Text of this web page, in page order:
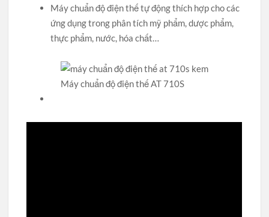
Máy chuẩn độ điện thế tự động thích hợp cho các
ứng dụng trong phân tích mỹ phẩm, dược phẩm,
thực phẩm, nước, hóa chất…
Máy chuẩn độ điện thế AT 710S